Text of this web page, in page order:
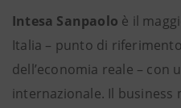
Intesa Sanpaolo è il
Italia – punto di
dell’economia reale – con
internazionale. Il